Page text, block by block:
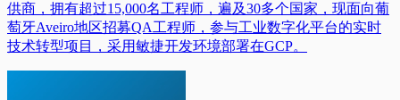
供商，拥有超过15,000名工程师，遍及30多个国家，现面向葡
萄牙Aveiro地区招募QA工程师，参与工业数字化平台的实时
技术转型项目，采用敏捷开发环境部署在GCP。